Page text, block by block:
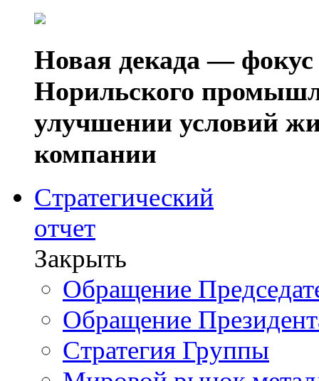
Новая декада — фокус
Норильского
улучшении условий
компании
Стратегический
отчет
Закрыть
Обращение
Обращение
Стратегия Группы